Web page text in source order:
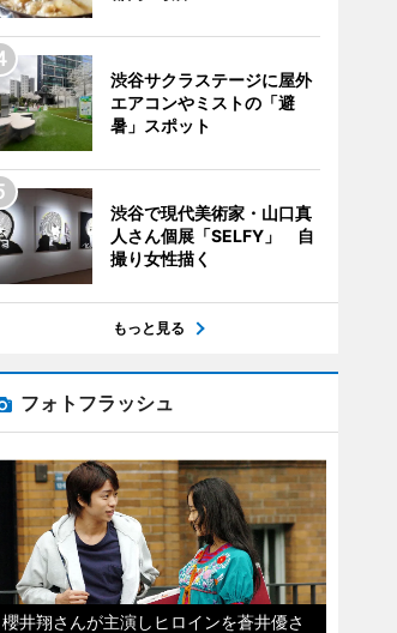
渋谷サクラステージに屋外
エアコンやミストの「避
暑」スポット
渋谷で現代美術家・山口真
人さん個展「SELFY」 自
撮り女性描く
もっと見る
フォトフラッシュ
櫻井翔さんが主演しヒロインを蒼井優さ